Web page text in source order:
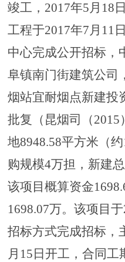
竣工，2017年5月18
工程于2017年7月11
中心完成公开招标，
阜镇南门街建筑公司
烟站宜耐烟点新建投
批复（昆烟司（2015
地8948.58平方米（
购规模4万担，新建
该项目概算资金
1698.07万。该项目
招标方式完成招标，
月15日开工，合同工